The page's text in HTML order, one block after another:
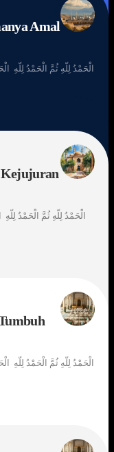
Amal
الْحَمْدُ لِلّهِ ثُمَّ الْحَمْدُ لِلّهِ
الْحَمْدُ لِلّهِ ثُمَّ الْحَمْدُ
الْحَمْدُ لِلّهِ ثُمَّ الْحَمْدُ لِلّهِ